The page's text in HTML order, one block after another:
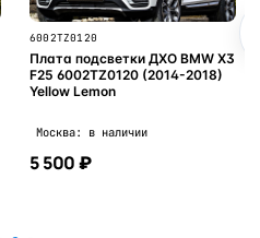
6002TZ0120
Плата подсветки ДХО BMW X3
F25 6002TZ0120 (2014-2018)
Yellow Lemon
Москва: в наличии
5 500 ₽